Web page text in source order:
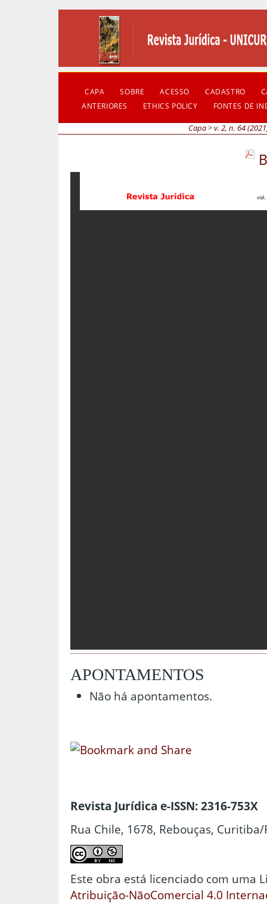
CAPA SOBRE ACESSO CADASTRO
ANTERIORES
ETHICS POLICY FONTES DE
Capa>v. 2, n. 64
APONTAMENTOS
Não há apontamentos.
Revista Jurídica e-ISSN: 2316-753X
Rua Chile, 1678, Rebouças, Curitiba/
Este obra está licenciado com uma
Atribuição-NãoComercial 4.0